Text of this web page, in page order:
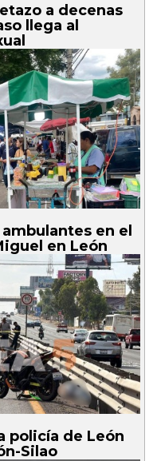
a decenas
llega al
en el
en León
policía de León
Silao